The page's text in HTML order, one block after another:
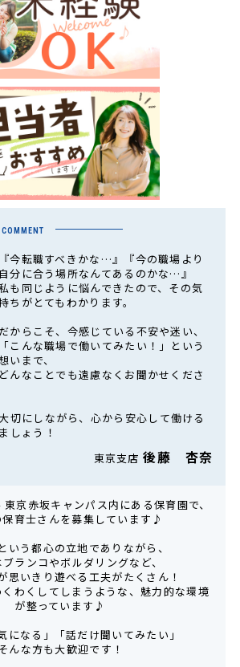
COMMENT
『今転職すべきかな…』『今の職場より
自分に合う場所なんてあるのかな…』
も同じように悩んできたので、その気
ちがとてもわかります。
だからこそ、今感じている不安や迷い、
「こんな職場で働いてみたい！」という
いまで、
どんなことでも遠慮なくお聞かせくださ
切にしながら、心から安心して働ける
しょう！
東京支店後藤 杏奈
京赤坂キャンパス内にある保育園で、
保育士さんを募集しています♪
いう都心の立地でありながら、
ランコやボルダリングなど、
思いきり遊べる工夫がたくさん！
わくしてしまうような、魅力的な環境
が整っています♪
になる」「話だけ聞いてみたい」
そんな方も大歓迎です！